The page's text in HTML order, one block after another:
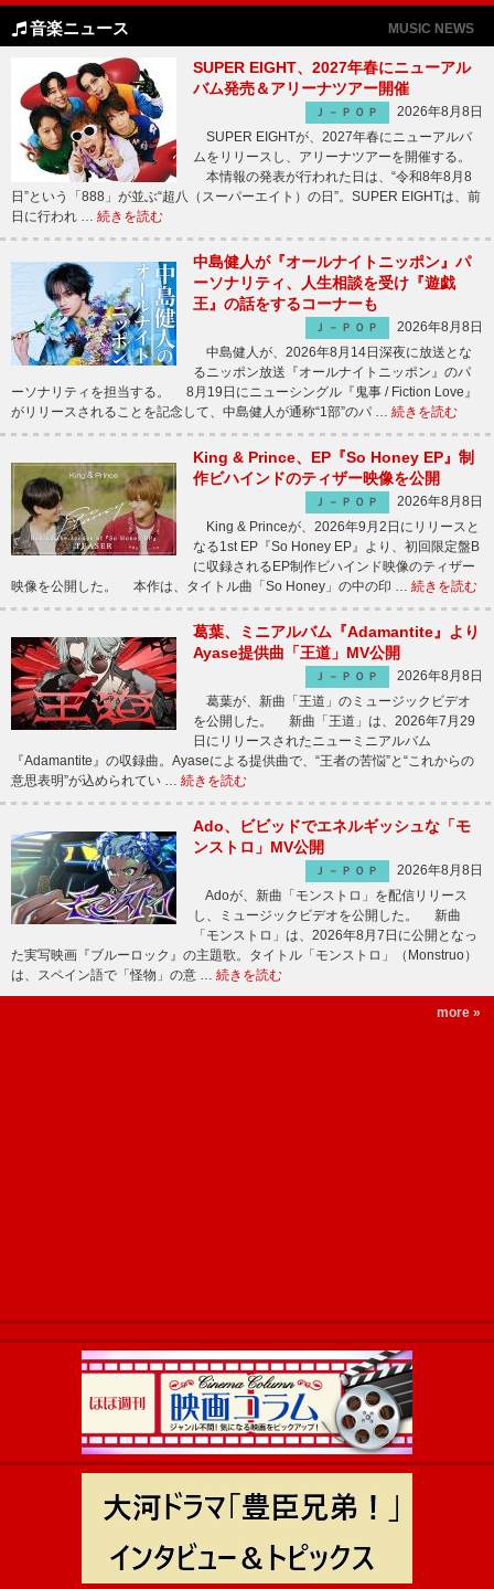
音楽ニュース MUSIC NEWS
SUPER EIGHT、2027年春にニューアル
バム発売＆アリーナツアー開催
Ｊ－ＰＯＰ
2026年8月8日
SUPER EIGHTが、2027年春にニューアルバ
ムをリリースし、アリーナツアーを開催する。
本情報の発表が行われた日は、“令和8年8月8
日”という「888」が並ぶ“超八（スーパーエイト）の日”。SUPER EIGHTは、前
日に行われ … 続きを読む
中島健人が『オールナイトニッポン』パ
ーソナリティ、人生相談を受け『遊戯
王』の話をするコーナーも
Ｊ－ＰＯＰ
2026年8月8日
中島健人が、2026年8月14日深夜に放送とな
るニッポン放送『オールナイトニッポン』のパ
ーソナリティを担当する。 8月19日にニューシングル『鬼事 / Fiction Love』
がリリースされることを記念して、中島健人が通称“1部”のパ … 続きを読む
King & Prince、EP『So Honey EP』制
作ビハインドのティザー映像を公開
Ｊ－ＰＯＰ
2026年8月8日
King & Princeが、2026年9月2日にリリースと
なる1st EP『So Honey EP』より、初回限定盤B
に収録されるEP制作ビハインド映像のティザー
映像を公開した。 本作は、タイトル曲「So Honey」の中の印 … 続きを読む
葛葉、ミニアルバム『Adamantite』より
Ayase提供曲「王道」MV公開
Ｊ－ＰＯＰ
2026年8月8日
葛葉が、新曲「王道」のミュージックビデオ
を公開した。 新曲「王道」は、2026年7月29
日にリリースされたニューミニアルバム
『Adamantite』の収録曲。Ayaseによる提供曲で、“王者の苦悩”と“これからの
意思表明”が込められてい … 続きを読む
Ado、ビビッドでエネルギッシュな「モ
ンストロ」MV公開
Ｊ－ＰＯＰ
2026年8月8日
Adoが、新曲「モンストロ」を配信リリース
し、ミュージックビデオを公開した。 新曲
「モンストロ」は、2026年8月7日に公開となっ
た実写映画『ブルーロック』の主題歌。タイトル「モンストロ」（Monstruo）
は、スペイン語で「怪物」の意 … 続きを読む
more »